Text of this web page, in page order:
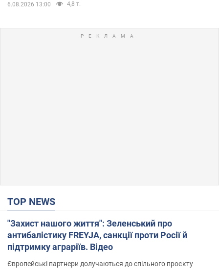
6.08.2026 13:00 4,8 т.
TOP NEWS
"Захист нашого життя": Зеленський про
антибалістику FREYJA, санкції проти Росії й
підтримку аграріїв. Відео
Європейські партнери долучаються до спільного проєкту